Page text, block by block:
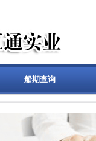
船期查询